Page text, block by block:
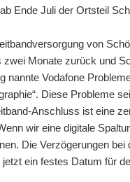
Ende Juli der Ortsteil
von
zwei Monate zurück und
nannte Vodafone
Diese Probleme
Anschluss ist eine
wir eine digitale
Die Verzögerungen
ein festes Datum für